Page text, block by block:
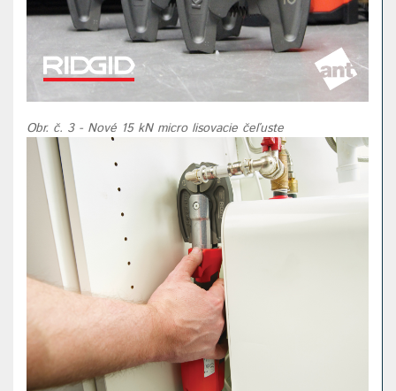
Obr. č. 3 - Nové 15 kN micro lisovacie čeľuste